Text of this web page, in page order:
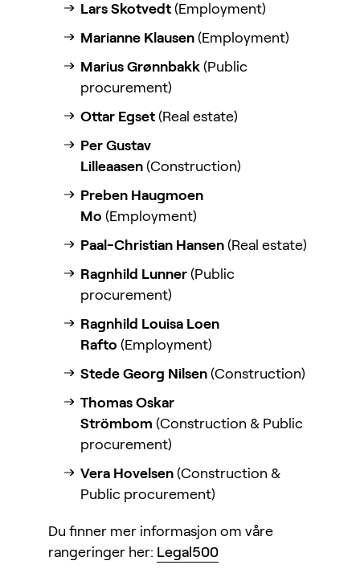
Lars Skotvedt (Employment)
Marianne Klausen (Employment)
Marius Grønnbakk (Public
procurement)
Ottar Egset (Real estate)
Per Gustav
Lilleaasen (Construction)
Preben Haugmoen
Mo (Employment)
Paal-Christian Hansen (Real estate)
Ragnhild Lunner (Public
procurement)
Ragnhild Louisa Loen
Rafto (Employment)
Stede Georg Nilsen (Construction)
Thomas Oskar
Strömbom (Construction & Public
procurement)
Vera Hovelsen (Construction &
Public procurement)
Du finner mer informasjon om våre
rangeringer her: Legal500